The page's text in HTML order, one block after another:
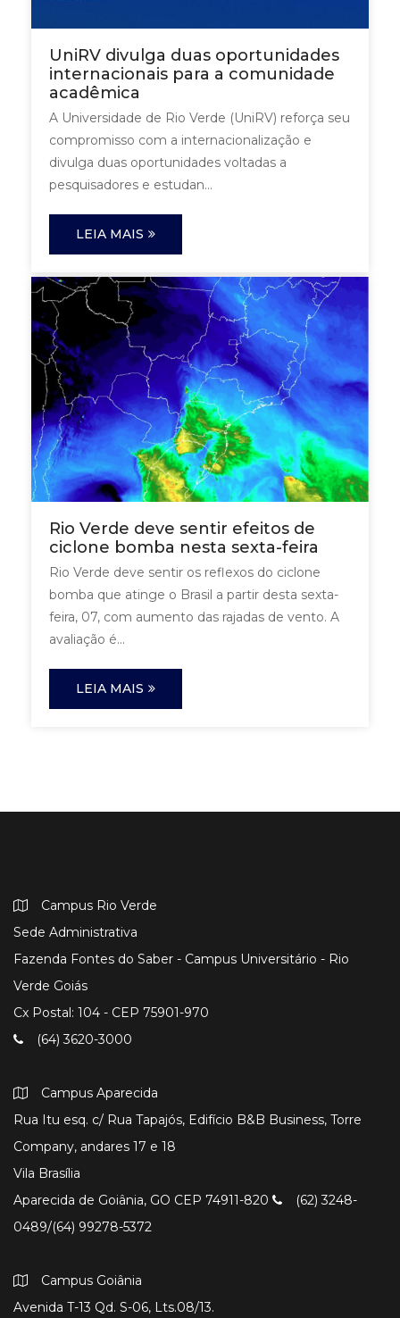
UniRV divulga duas oportunidades
internacionais para a comunidade
acadêmica
A Universidade de Rio Verde (UniRV) reforça seu
compromisso com a internacionalização e
divulga duas oportunidades voltadas a
pesquisadores e estudan...
LEIA MAIS
Rio Verde deve sentir efeitos de
ciclone bomba nesta sexta-feira
Rio Verde deve sentir os reflexos do ciclone
bomba que atinge o Brasil a partir desta sexta-
feira, 07, com aumento das rajadas de vento. A
avaliação é...
LEIA MAIS
Campus Rio Verde
Sede Administrativa
Fazenda Fontes do Saber - Campus Universitário - Rio
Verde Goiás
Cx Postal: 104 - CEP 75901-970
(64) 3620-3000
Campus Aparecida
Rua Itu esq. c/ Rua Tapajós, Edifício B&B Business, Torre
Company, andares 17 e 18
Vila Brasília
Aparecida de Goiânia, GO CEP 74911-820
(62) 3248-
0489/(64) 99278-5372
Campus Goiânia
Avenida T-13 Qd. S-06, Lts.08/13.